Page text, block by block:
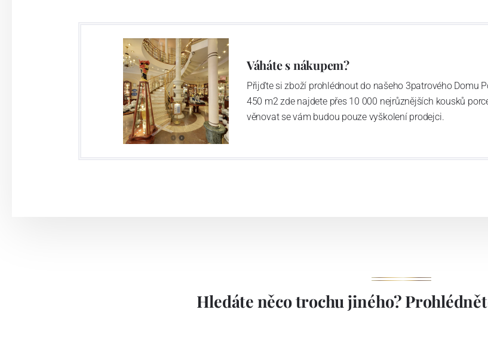
Váháte s nákupem?
Přijďte si zboží prohlédnout do našeho 3patrového Domu
450 m2 zde najdete přes 10 000 nejrůznějších kousků
věnovat se vám budou pouze vyškolení prodejci.
Hledáte něco trochu jiného?